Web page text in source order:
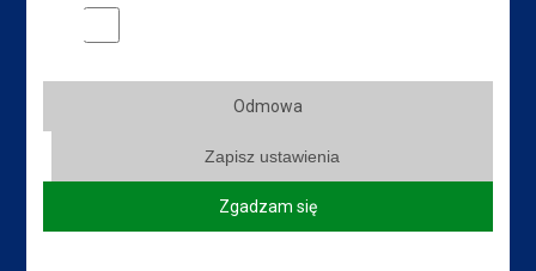
Przydatne linki:
Władze Uczelni
Marketingowe pliki cookies
Odmowa
Zapisz ustawienia
Zgadzam się